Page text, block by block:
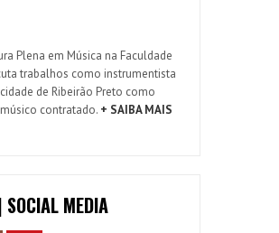
Plena em Música na Faculdade
trabalhos como instrumentista
de Ribeirão Preto como
contratado. + SAIBA MAIS
SOCIAL MEDIA